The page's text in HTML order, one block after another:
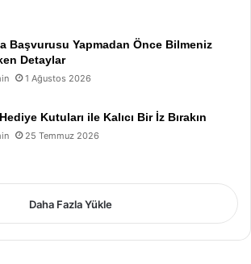
Başvurusu Yapmadan Önce Bilmeniz
Detaylar
1 Ağustos 2026
Kutuları ile Kalıcı Bir İz Bırakın
25 Temmuz 2026
Daha Fazla Yükle